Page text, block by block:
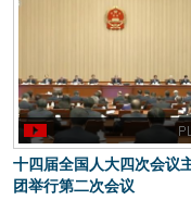
十四届全国人大四次会议
团举行第二次会议